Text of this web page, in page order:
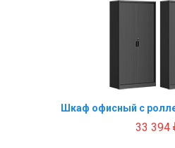
Шкаф офисный с
33 394